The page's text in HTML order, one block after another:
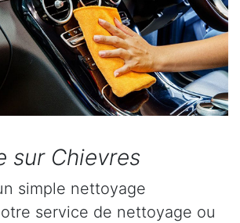
sur Chievres
simple nettoyage
service de nettoyage ou